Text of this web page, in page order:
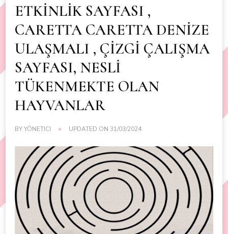
ETKİNLİK SAYFASI ,
CARETTA CARETTA DENİZE
ULAŞMALI , ÇİZGİ ÇALIŞMA
SAYFASI, NESLİ
TÜKENMEKTE OLAN
HAYVANLAR
BYYÖNETICI UPDATED ON 31/03/2024